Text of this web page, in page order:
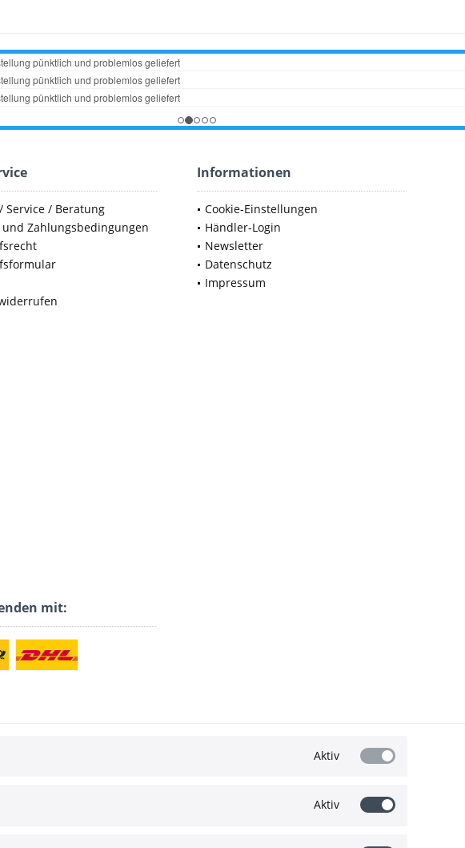
Service / Beratung
und Zahlungsbedingungen
Informationen
Cookie-Einstellungen
Händler-Login
Newsletter
Datenschutz
Impressum
mit:
Aktiv
Aktiv